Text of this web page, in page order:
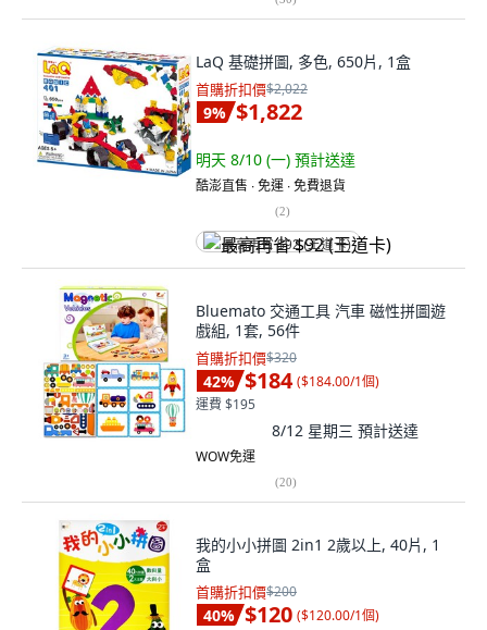
LaQ 基礎拼圖, 多色, 650片, 1盒
首購折扣價$2,022
9% $1,822
明天 8/10 (一) 預計送達
酷澎直售 ∙ 免運 ∙ 免費退貨
(2)
最高再省 $92 (王道卡)
Bluemato 交通工具 汽車 磁性拼圖遊
戲組, 1套, 56件
首購折扣價$320
42% $184 ($184.00/1個)
運費 $195
8/12 星期三 預計送達
WOW免運
(20)
我的小小拼圖 2in1 2歲以上, 40片, 1
盒
首購折扣價$200
40% $120 ($120.00/1個)